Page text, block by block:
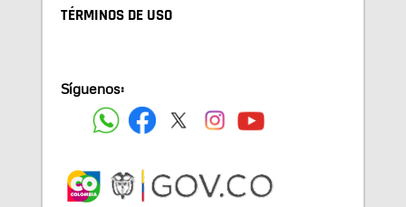
TÉRMINOS DE USO
Síguenos: